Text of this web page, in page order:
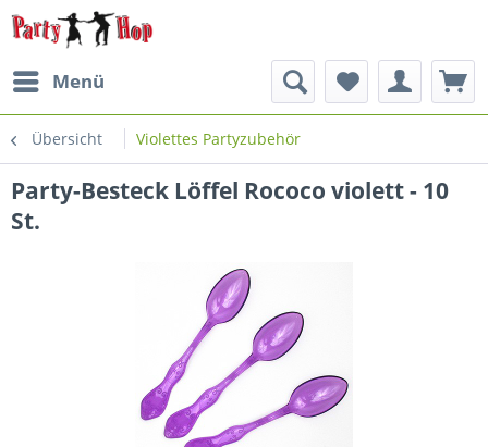
Menü
Übersicht Violettes Partyzubehör
Party-Besteck Löffel Rococo violett - 10
St.